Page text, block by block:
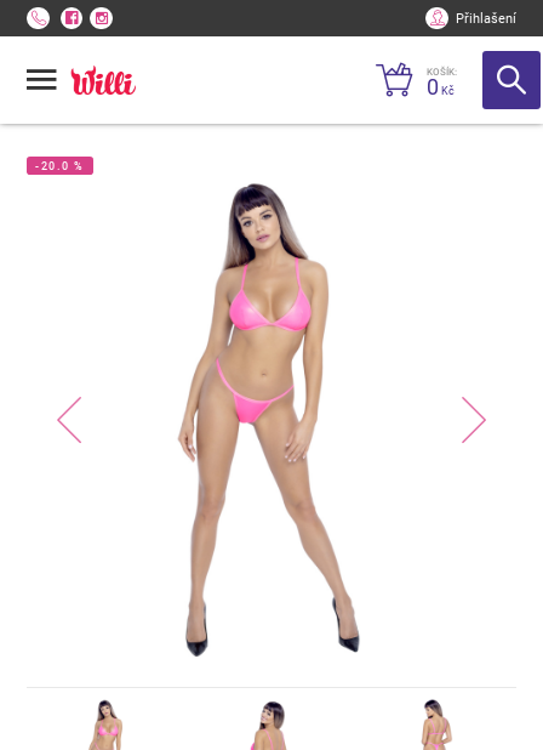
Přihlašení
KOŠÍK:
0 Kč
-20.0 %